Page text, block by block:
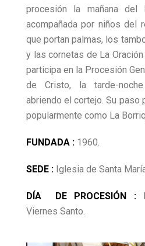
procesión la mañana del
acompañada por niños del
que portan palmas, los
y las cornetas de La
participa en la Procesión
de Cristo, la tarde-
abriendo el cortejo. Su paso
popularmente como La
FUNDADA : 1960.
SEDE : Iglesia de Santa
DÍA DE PROCESIÓN :
Viernes Santo.